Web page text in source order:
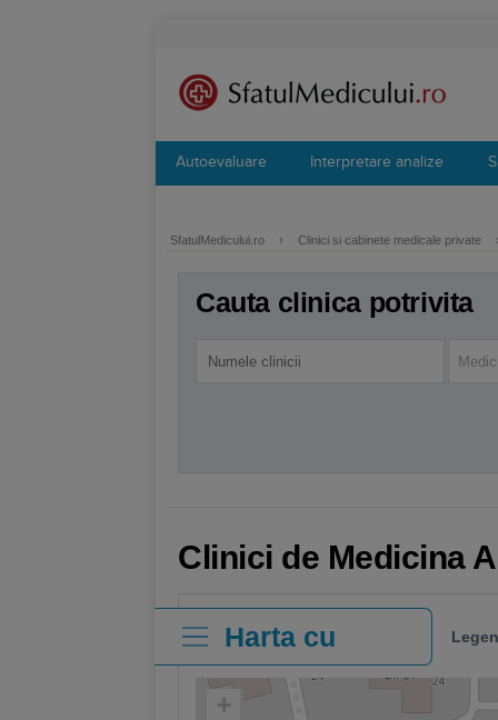
Autoevaluare Interpretare analize
SfatulMedicului.ro › Clinici si cabinete medicale private
Cauta clinica potrivita
Clinici de Medicina
Harta cu
clinici
+